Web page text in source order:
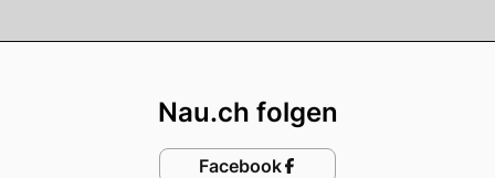
Nau.ch folgen
Facebook